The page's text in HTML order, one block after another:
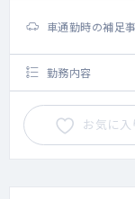
車通勤時の補足
勤務内容
お気に入